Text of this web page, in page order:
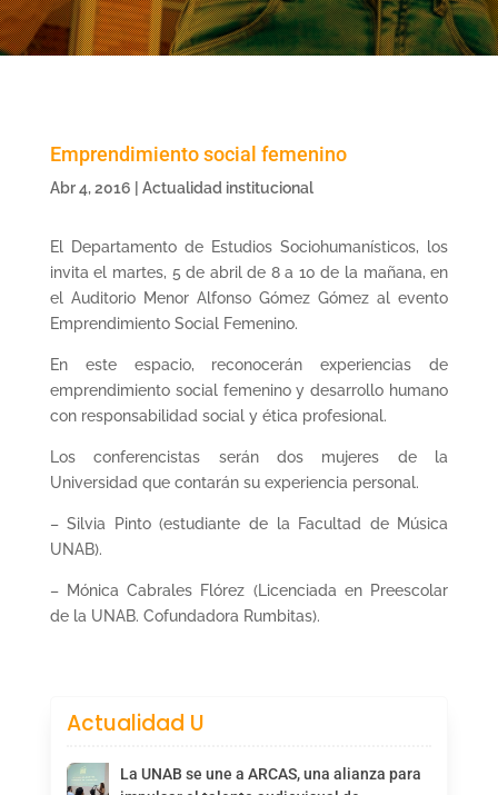
Emprendimiento social femenino
Abr 4, 2016 Actualidad institucional
El Departamento de Estudios Sociohumanísticos, los
invita el martes, 5 de abril de 8 a 10 de la mañana, en
el Auditorio Menor Alfonso Gómez Gómez al evento
Emprendimiento Social Femenino.
En este espacio, reconocerán experiencias de
emprendimiento social femenino y desarrollo humano
con responsabilidad social y ética profesional.
Los conferencistas serán dos mujeres de la
Universidad que contarán su experiencia personal.
– Silvia Pinto (estudiante de la Facultad de Música
UNAB).
– Mónica Cabrales Flórez (Licenciada en Preescolar
de la UNAB. Cofundadora Rumbitas).
Actualidad U
La UNAB se une a ARCAS, una alianza para